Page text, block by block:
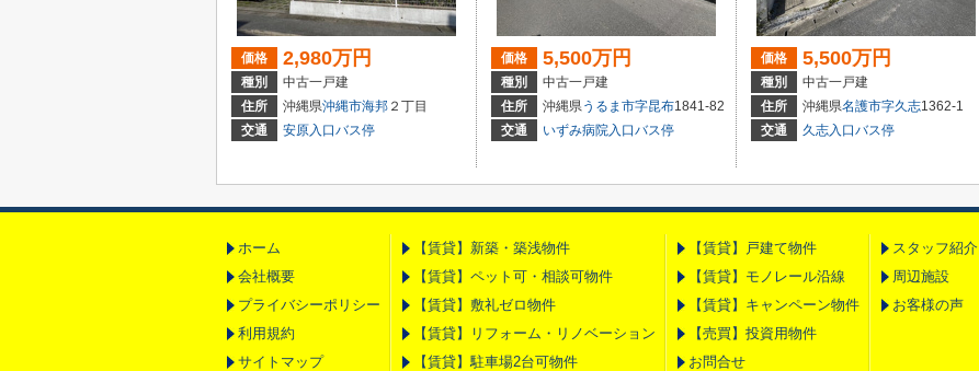
価格 2,980万円
種別
中古一戸建
住所
沖縄県沖縄市海邦 ２丁目
交通
安原入口バス停
価格 5,500万円
種別
中古一戸建
住所
沖縄県 うるま市字昆布1841-82
交通
いずみ病院入口バス停
価格 5,500万円
種別
中古一戸建
住所
沖縄県名護市字久志1362-1
交通
久志入口バス停
ホーム
会社概要
プライバシーポリシー
利用規約
サイトマップ
【賃貸】新築・築浅物件
【賃貸】ペット可・相談可物件
【賃貸】敷礼ゼロ物件
【賃貸】リフォーム・リノベーション
【賃貸】駐車場2台可物件
【賃貸】戸建て物件
【賃貸】モノレール沿線
【賃貸】キャンペーン物件
【売買】投資用物件
お問合せ
スタッフ紹介
周辺施設
お客様の声